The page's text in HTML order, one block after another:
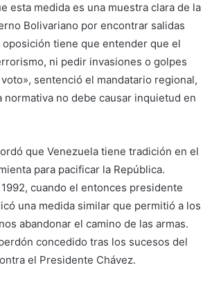
esta medida es una muestra clara de la
Bolivariano por encontrar salidas
oposición tiene que entender que el
ni pedir invasiones o golpes
sentenció el mandatario regional,
normativa no debe causar inquietud en
que Venezuela tiene tradición en el
para pacificar la República.
cuando el entonces presidente
una medida similar que permitió a los
abandonar el camino de las armas.
concedido tras los sucesos del
el Presidente Chávez.